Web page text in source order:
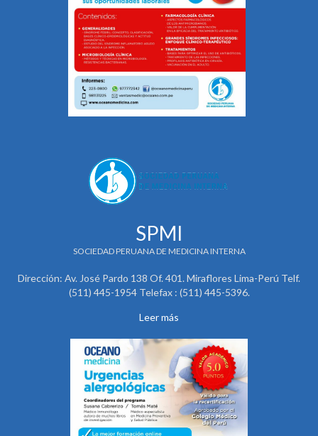
SPMI
SOCIEDAD PERUANA DE MEDICINA INTERNA
Dirección: Av. José Pardo 138 Of. 401. Miraflores Lima-Perú Telf.
(511) 445-1954 Telefax : (511) 445-5396.
Leer más